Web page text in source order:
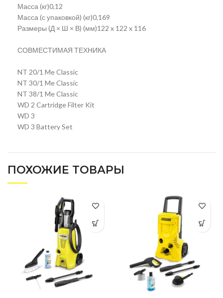
Масса (кг)0,12
Масса (с упаковкой) (кг)0,169
Размеры (Д × Ш × В) (мм)122 x 122 x 116
СОВМЕСТИМАЯ ТЕХНИКА
NT 20/1 Me Classic
NT 30/1 Me Classic
NT 38/1 Me Classic
WD 2 Cartridge Filter Kit
WD 3
WD 3 Battery Set
ПОХОЖИЕ ТОВАРЫ